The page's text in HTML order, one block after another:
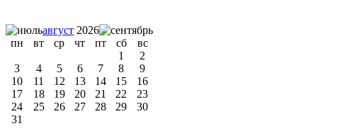
август 2026
пн
вт ср чт пт сб
вс
1
2
3
4 5 6 7 8
9
10
11 12 13 14 15
16
17
18 19 20 21 22
23
24
25 26 27 28 29
30
31